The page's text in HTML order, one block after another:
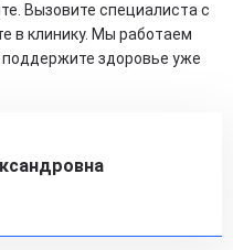
Вызовите специалиста с
в клинику. Мы работаем
здоровье уже